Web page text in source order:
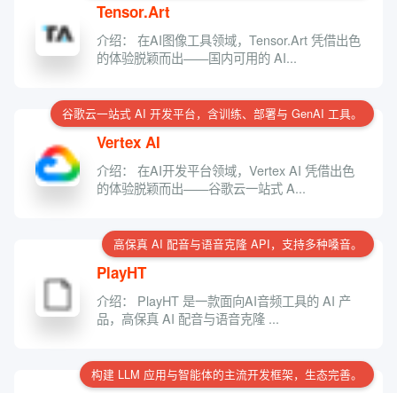
Tensor.Art
介绍： 在AI图像工具领域，Tensor.Art 凭借出色
的体验脱颖而出——国内可用的 AI...
谷歌云一站式 AI 开发平台，含训练、部署与 GenAI 工具。
Vertex AI
介绍： 在AI开发平台领域，Vertex AI 凭借出色
的体验脱颖而出——谷歌云一站式 A...
高保真 AI 配音与语音克隆 API，支持多种嗓音。
PlayHT
介绍： PlayHT 是一款面向AI音频工具的 AI 产
品，高保真 AI 配音与语音克隆 ...
构建 LLM 应用与智能体的主流开发框架，生态完善。